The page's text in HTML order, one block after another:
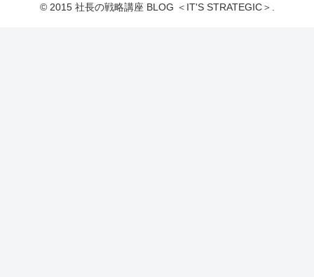
© 2015 社長の戦略講座 BLOG ＜IT'S STRATEGIC＞.